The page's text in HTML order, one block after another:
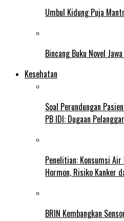
Umbul Kidung Puja
Bincang Buku Novel
Kesehatan
Soal Perundungan
PB IDI: Dugaan
Penelitian: Konsumsi Air
Hormon, Risiko Kanker
BRIN Kembangkan